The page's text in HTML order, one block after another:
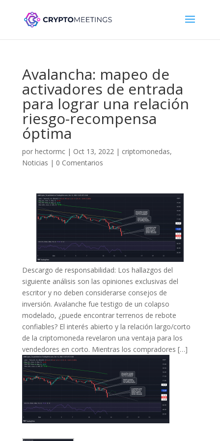
Avalancha: mapeo de
activadores de entrada
para lograr una relación
riesgo-recompensa
óptima
por hectormc| Oct 13, 2022| criptomonedas,
Noticias | 0 Comentarios
Descargo de responsabilidad: Los hallazgos del
siguiente análisis son las opiniones exclusivas del
escritor y no deben considerarse consejos de
inversión. Avalanche fue testigo de un colapso
modelado, ¿puede encontrar terrenos de rebote
confiables? El interés abierto y la relación largo/corto
de la criptomoneda revelaron una ventaja para los
vendedores en corto. Mientras los compradores […]